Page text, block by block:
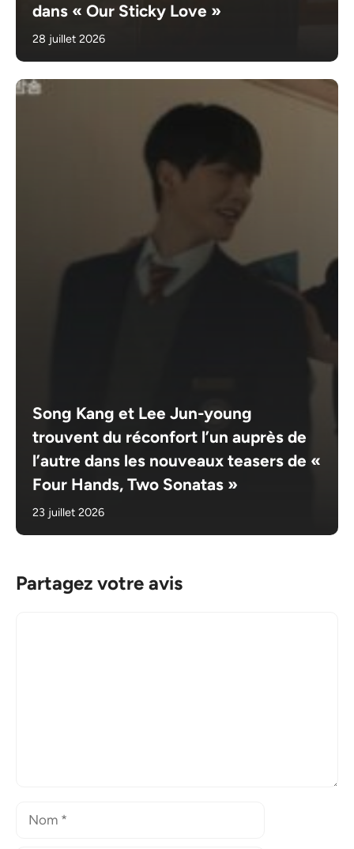
dans « Our Sticky Love »
28 juillet 2026
Song Kang et Lee Jun-young
trouvent du réconfort l’un auprès de
l’autre dans les nouveaux teasers de «
Four Hands, Two Sonatas »
23 juillet 2026
Partagez votre avis